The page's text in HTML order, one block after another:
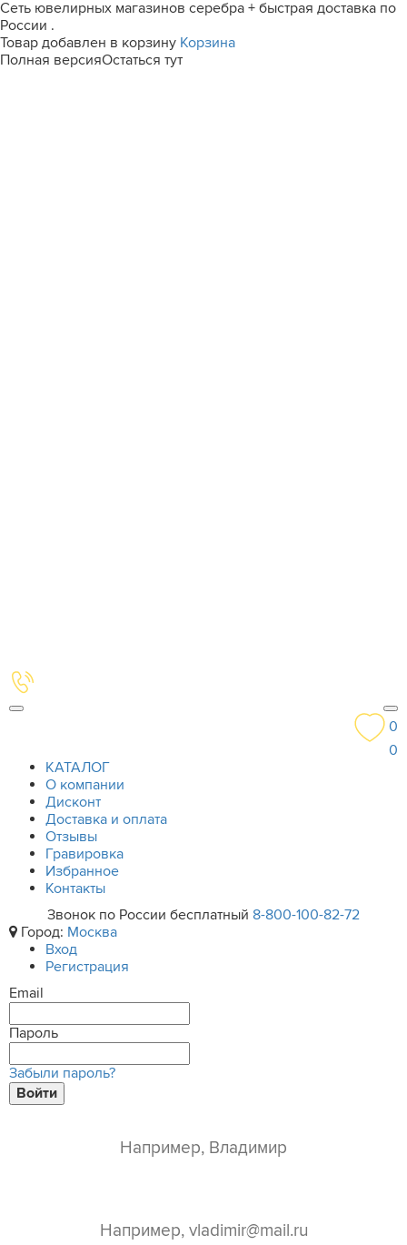
Сеть ювелирных магазинов серебра + быстрая доставка по
России .
Товар добавлен в корзину Корзина
Полная версияОстаться тут
0
0
КАТАЛОГ
О компании
Дисконт
Доставка и оплата
Отзывы
Гравировка
Избранное
Контакты
Звонок по России бесплатный 8-800-100-82-72
Город: Москва
Вход
Регистрация
Email
Пароль
Забыли пароль?
Войти